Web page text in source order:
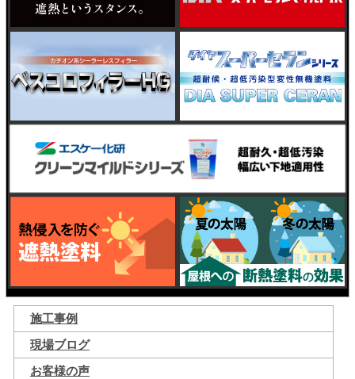
施工事例
現場ブログ
お客様の声